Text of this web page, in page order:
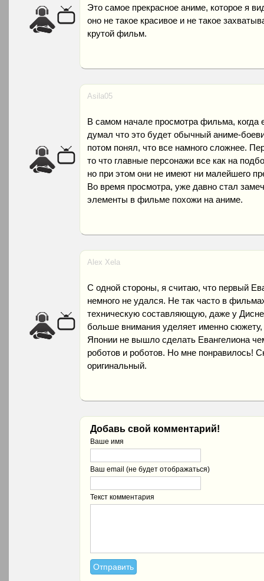
Это самое прекрасное аниме, которое я
оно не такое красивое и не такое
крутой фильм.
Asila05
В самом начале просмотра фильма, когда
думал что это будет обычный аниме-
потом понял, что все намного сложнее.
то что главные персонажи все как на
но при этом они не имеют ни малейшего
Во время просмотра, уже давно стал
элементы в фильме похожи на аниме.
Alex Xela
С одной стороны, я считаю, что первый
немного не удался. Не так часто в
техническую составляющую, даже у
больше внимания уделяет именно
Японии не вышло сделать Евангелиона
роботов и роботов. Но мне понравилось!
оригинальный.
Добавь свой комментарий!
Ваше имя
Ваш email (не будет отображаться)
Текст комментария